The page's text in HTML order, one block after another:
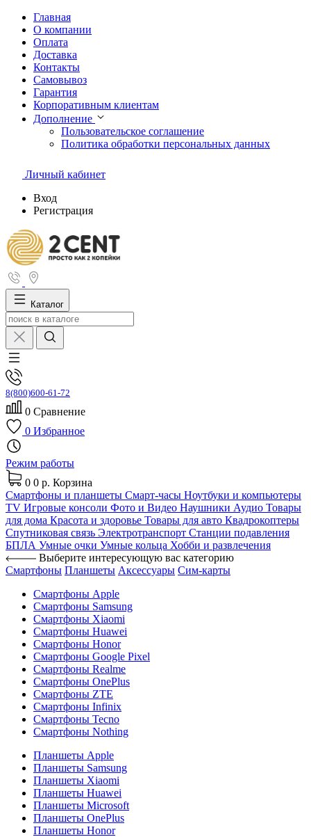
Главная
О компании
Оплата
Доставка
Контакты
Самовывоз
Гарантия
Корпоративным клиентам
Дополнение
Пользовательское соглашение
Политика обработки персональных данных
Личный кабинет
Вход
Регистрация
Каталог
8(800)600-61-72
0 Сравнение
0 Избранное
Режим работы
0 0 р. Корзина
Смартфоны и планшеты Смарт-часы Ноутбуки и компьютеры
TV Игровые консоли Фото и Видео Наушники Аудио Товары
для дома Красота и здоровье Товары для авто Квадрокоптеры
Спутниковая связь Электротранспорт Станции подавления
БПЛА Умные очки Умные кольца Хобби и развлечения
Выберите интересующую вас категорию
Смартфоны Планшеты Аксессуары Сим-карты
Смартфоны Apple
Смартфоны Samsung
Смартфоны Xiaomi
Смартфоны Huawei
Смартфоны Honor
Смартфоны Google Pixel
Смартфоны Realme
Смартфоны OnePlus
Смартфоны ZTE
Смартфоны Infinix
Смартфоны Tecno
Смартфоны Nothing
Планшеты Apple
Планшеты Samsung
Планшеты Xiaomi
Планшеты Huawei
Планшеты Microsoft
Планшеты OnePlus
Планшеты Honor